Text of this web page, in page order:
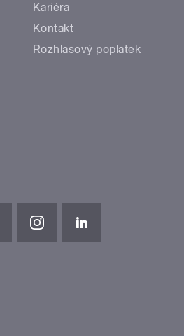
Kariéra
Kontakt
Rozhlasový poplatek